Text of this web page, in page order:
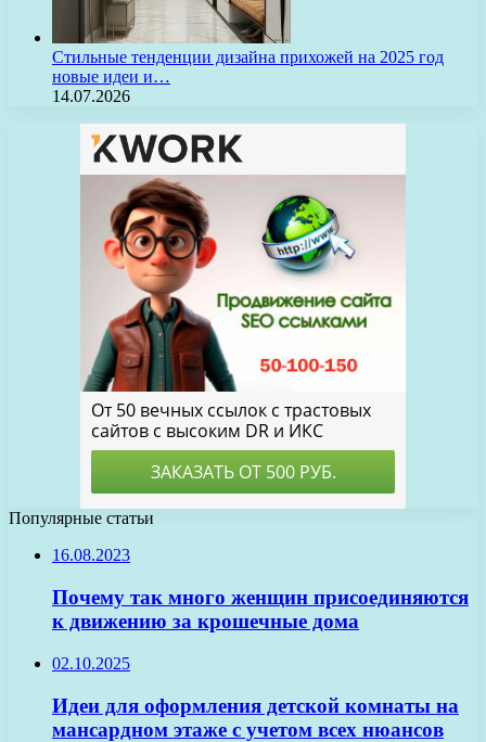
Стильные тенденции дизайна прихожей на 2025 год
новые идеи и…
14.07.2026
Популярные статьи
16.08.2023
Почему так много женщин присоединяются
к движению за крошечные дома
02.10.2025
Идеи для оформления детской комнаты на
мансардном этаже с учетом всех нюансов